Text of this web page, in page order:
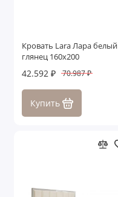
Кровать Lara Лара белый
глянец 160х200
42.592 ₽ 70.987 ₽
Купить